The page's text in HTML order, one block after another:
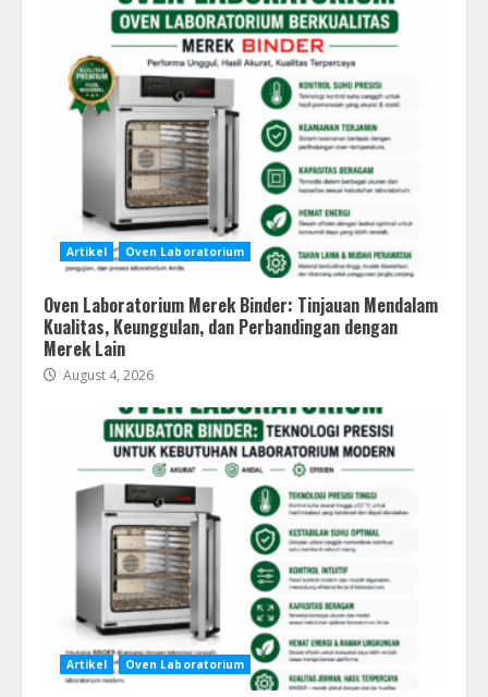
Artikel Oven Laboratorium
Oven Laboratorium Merek Binder: Tinjauan Mendalam
Kualitas, Keunggulan, dan Perbandingan dengan
Merek Lain
August 4, 2026
Artikel Oven Laboratorium